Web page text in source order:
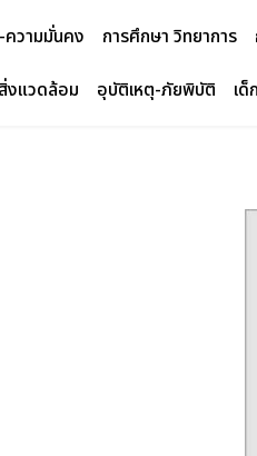
วามมั่นคง การศึกษา วิทยาการ
งแวดล้อม อุบัติเหตุ-ภัยพิบัติ เด็